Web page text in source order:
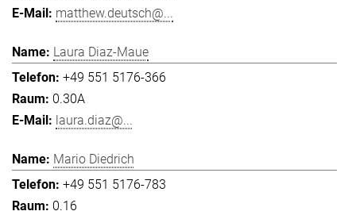
matthew.deutsch@...
Laura Diaz-Maue
+49 551 5176-366
0.30A
laura.diaz@...
Mario Diedrich
+49 551 5176-783
0.16